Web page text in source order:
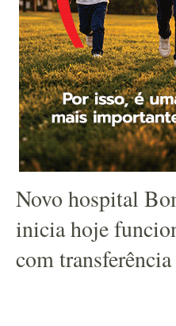
Novo hospital
inicia hoje
com